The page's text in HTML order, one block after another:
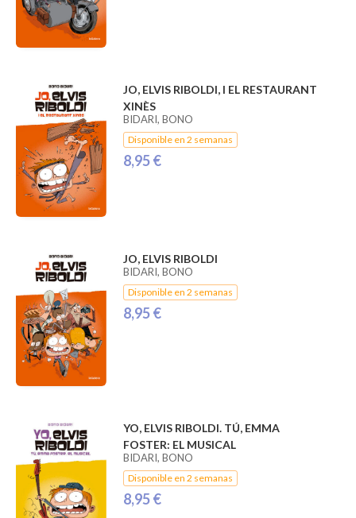
JO, ELVIS RIBOLDI, I EL RESTAURANT
XINÈS
BIDARI, BONO
Disponible en 2 semanas
8,95 €
JO, ELVIS RIBOLDI
BIDARI, BONO
Disponible en 2 semanas
8,95 €
YO, ELVIS RIBOLDI. TÚ, EMMA
FOSTER: EL MUSICAL
BIDARI, BONO
Disponible en 2 semanas
8,95 €